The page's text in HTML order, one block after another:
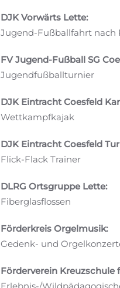
DJK Vorwärts Lette:
Jugend-Fußballfahrt nach
FV Jugend-Fußball SG
Jugendfußballturnier
DJK Eintracht Coesfeld
Wettkampfkajak
DJK Eintracht Coesfeld
Flick-Flack Trainer
DLRG Ortsgruppe Lette:
Fiberglasflossen
Förderkreis Orgelmusik:
Gedenk- und
Förderverein Kreuzschule